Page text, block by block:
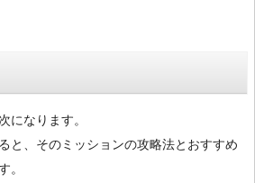
になります。
と、そのミッションの攻略法とおすすめ
。